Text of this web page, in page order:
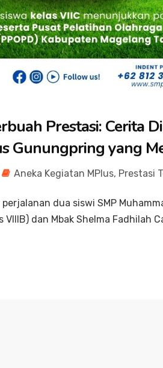
Prestasi: Cerita
Gunungpring yang
Aneka Kegiatan MPlus, Prestasi
dua siswi SMP
dan Mbak Shelma Fadhilah